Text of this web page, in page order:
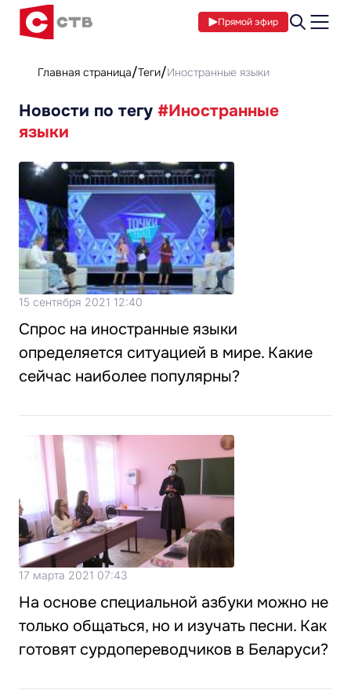
Прямой эфир
Главная страница Теги Иностранные языки
Новости по тегу #Иностранные
языки
15 сентября 2021 12:40
Спрос на иностранные языки
определяется ситуацией в мире. Какие
сейчас наиболее популярны?
17 марта 2021 07:43
На основе специальной азбуки можно не
только общаться, но и изучать песни. Как
готовят сурдопереводчиков в Беларуси?